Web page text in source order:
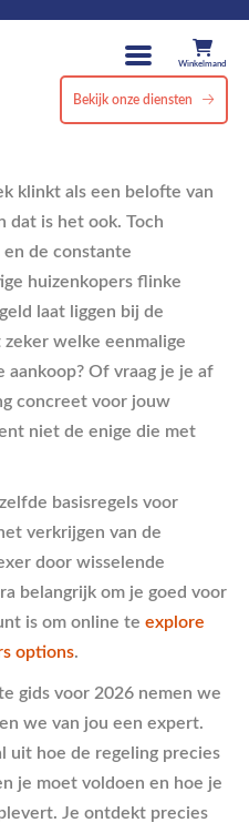
Winkelmand
Bekijk onze diensten
klinkt als een belofte van
dat is het ook. Toch
en de constante
huizenkopers flinke
laat liggen bij de
welke eenmalige
aankoop? Of vraag je je af
concreet voor jouw
niet de enige die met
basisregels voor
verkrijgen van de
door wisselende
belangrijk om je goed voor
is om online te explore
options.
gids voor 2026 nemen we
we van jou een expert.
uit hoe de regeling precies
je moet voldoen en hoe je
Je ontdekt precies